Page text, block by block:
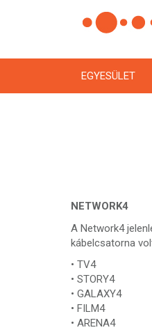
EGYESÜLET
NETWORK4
A Network4
kábelcsatorna
• TV4
• STORY4
• GALAXY4
• FILM4
• ARENA4